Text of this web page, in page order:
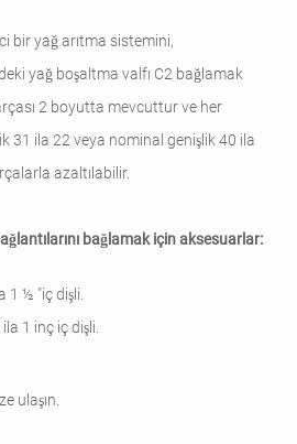
bir yağ arıtma sistemini,
yağ boşaltma valfı C2 bağlamak
2 boyutta mevcuttur ve her
31 ila 22 veya nominal genişlik 40 ila
azaltılabilir.
bağlamak için aksesuarlar:
1 ½ "iç dişli.
1 inç iç dişli.
ulaşın.